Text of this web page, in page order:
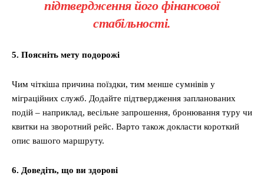
підтвердження його фінансової
стабільності.
5. Поясніть мету подорожі
Чим чіткіша причина поїздки, тим менше сумнівів у
міграційних служб. Додайте підтвердження запланованих
подій – наприклад, весільне запрошення, бронювання туру чи
квитки на зворотний рейс. Варто також докласти короткий
опис вашого маршруту.
6. Доведіть, що ви здорові